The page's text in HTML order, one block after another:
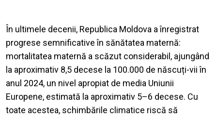
În ultimele decenii, Republica Moldova a înregistrat
progrese semnificative în sănătatea maternă:
mortalitatea maternă a scăzut considerabil, ajungând
la aproximativ 8,5 decese la 100.000 de născuți-vii în
anul 2024, un nivel apropiat de media Uniunii
Europene, estimată la aproximativ 5–6 decese. Cu
toate acestea, schimbările climatice riscă să